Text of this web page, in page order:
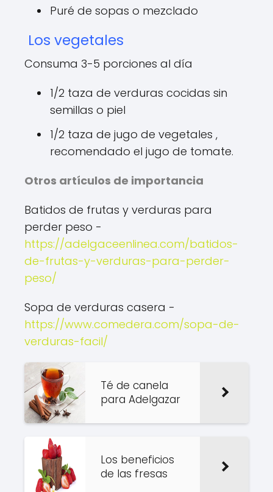
Puré de sopas o mezclado
Los vegetales
Consuma 3-5 porciones al día
1/2 taza de verduras cocidas sin
semillas o piel
1/2 taza de jugo de vegetales ,
recomendado el jugo de tomate.
Otros artículos de importancia
Batidos de frutas y verduras para
perder peso -
https://adelgaceenlinea.com/batidos-
de-frutas-y-verduras-para-perder-
peso/
Sopa de verduras casera -
https://www.comedera.com/sopa-de-
verduras-facil/
Té de canela
para Adelgazar
Los beneficios
de las fresas